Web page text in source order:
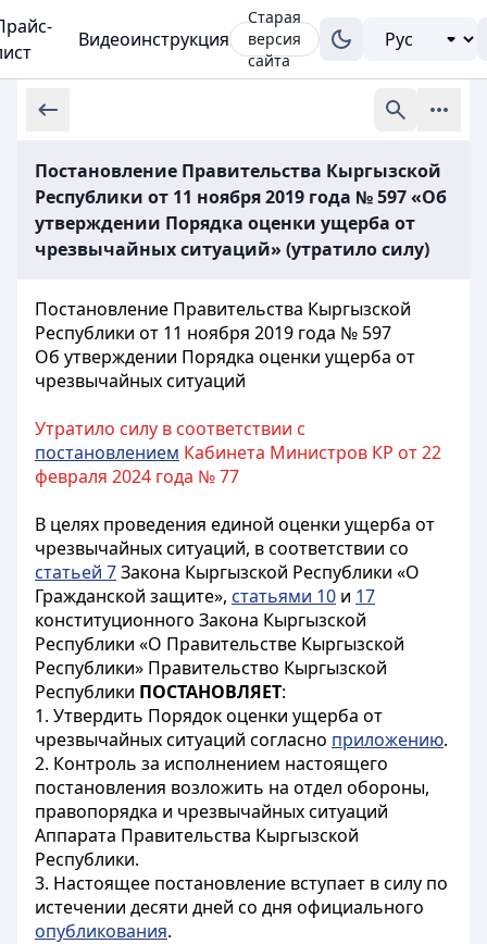
Видеоинструкция
Старая
версия
сайта
Постановление Правительства Кыргызской
Республики от 11 ноября 2019 года № 597 «Об
утверждении Порядка оценки ущерба от
чрезвычайных ситуаций» (утратило силу)
Постановление Правительства Кыргызской
Республики от 11 ноября 2019 года № 597
Об утверждении Порядка оценки ущерба от
чрезвычайных ситуаций
Утратило силу в соответствии с
постановлением Кабинета Министров КР от 22
февраля 2024 года № 77
В целях проведения единой оценки ущерба от
чрезвычайных ситуаций, в соответствии со
статьей 7Закона Кыргызской Республики «О
Гражданской защите», статьями 10 и 17
конституционного Закона Кыргызской
Республики «О Правительстве Кыргызской
Республики» Правительство Кыргызской
Республики ПОСТАНОВЛЯЕТ:
1. Утвердить Порядок оценки ущерба от
чрезвычайных ситуаций согласно приложению.
2. Контроль за исполнением настоящего
постановления возложить на отдел обороны,
правопорядка и чрезвычайных ситуаций
Аппарата Правительства Кыргызской
Республики.
3. Настоящее постановление вступает в силу по
истечении десяти дней со дня официального
опубликования.